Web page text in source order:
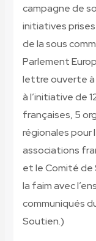
campagne de
initiatives
de la sous
Parlement
lettre ouverte à
à l’initiative de
françaises, 5
régionales pour
associations
et le Comité de
la faim avec
communiqués
Soutien.)